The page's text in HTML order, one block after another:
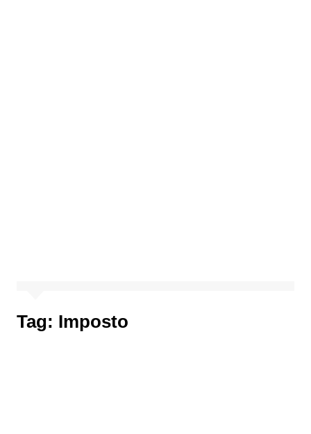
Tag: Imposto